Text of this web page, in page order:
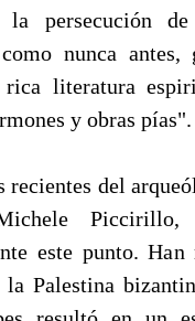
persecución de
nunca antes,
rica literatura
y obras pías".
recientes del
Piccirillo,
este punto.
la Palestina